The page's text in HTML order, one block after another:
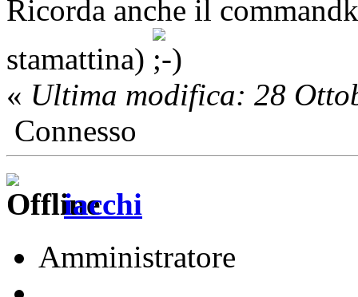
Ricorda anche il
stamattina)
« Ultima modifica: 28
Connesso
iacchi
Amministratore